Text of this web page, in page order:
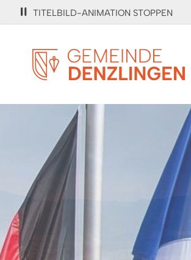
TITELBILD-ANIMATION STOPPEN